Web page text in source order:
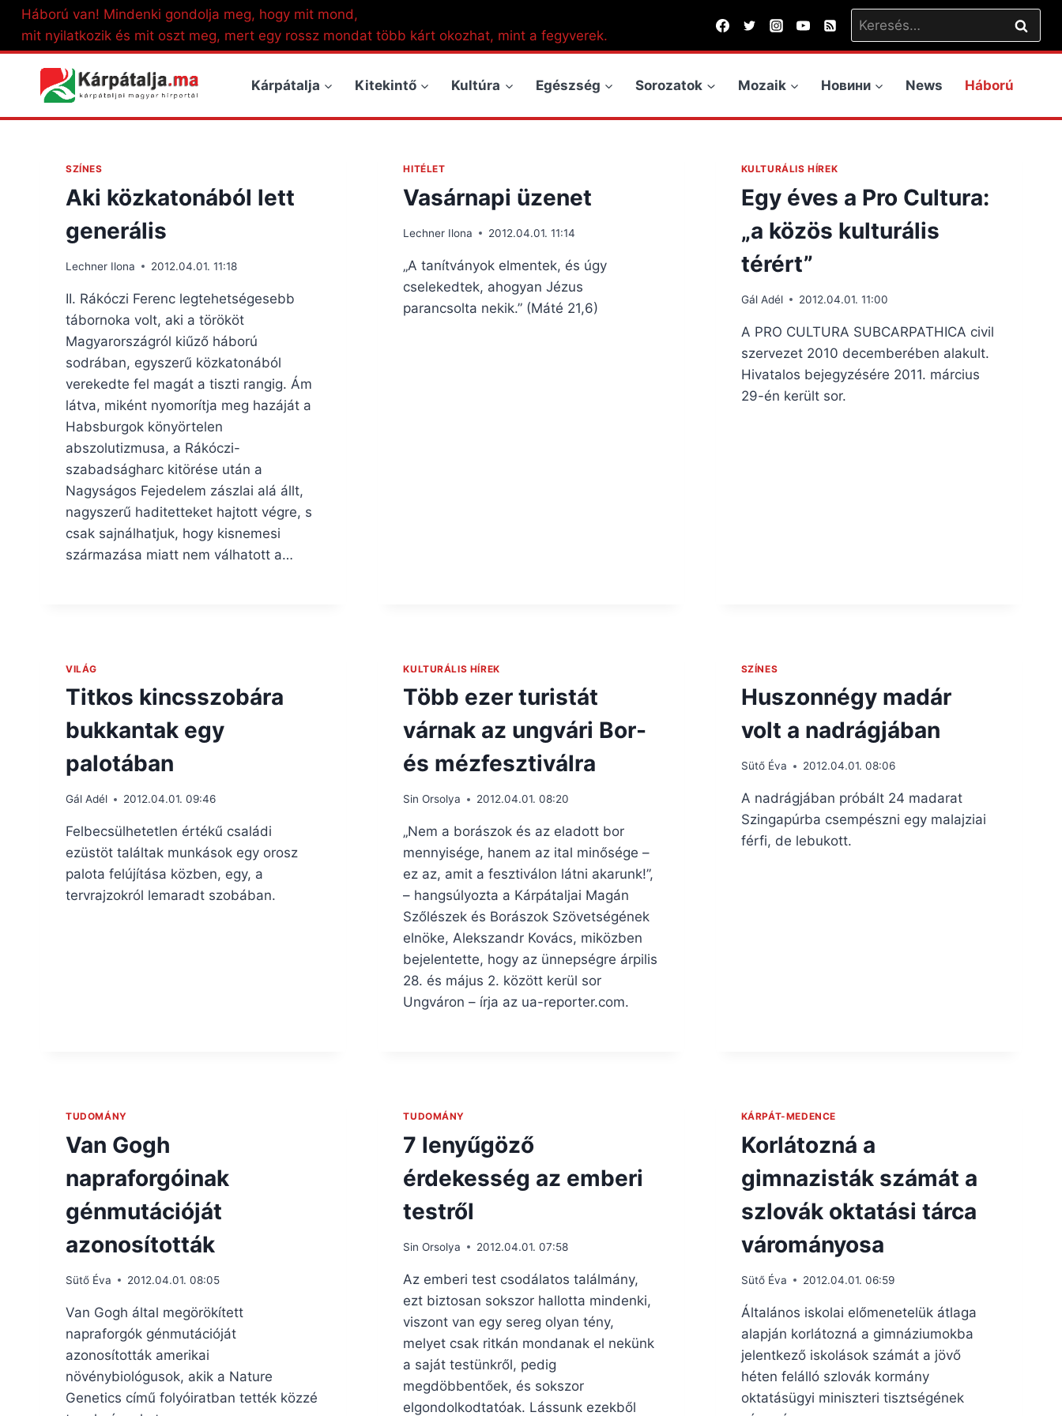
Skip
content
Háború van! Mindenki gondolja meg, hogy mit mond,
mit nyilatkozik és mit oszt meg, mert egy rossz mondat több kárt okozhat, mint a fegyverek.
Keresés:
Kárpátalja Kitekintő Kultúra Egészség Sorozatok Mozaik Новини News Háború
SZÍNES
Aki közkatonából lett
generális
Lechner Ilona 2012.04.01. 11:18
II. Rákóczi Ferenc legtehetségesebb
tábornoka volt, aki a törököt
Magyarországról kiűző háború
sodrában, egyszerű közkatonából
verekedte fel magát a tiszti rangig. Ám
látva, miként nyomorítja meg hazáját a
Habsburgok könyörtelen
abszolutizmusa, a Rákóczi-
szabadságharc kitörése után a
Nagyságos Fejedelem zászlai alá állt,
nagyszerű haditetteket hajtott végre, s
csak sajnálhatjuk, hogy kisnemesi
származása miatt nem válhatott a…
HITÉLET
Vasárnapi üzenet
Lechner Ilona 2012.04.01. 11:14
„A tanítványok elmentek, és úgy
cselekedtek, ahogyan Jézus
parancsolta nekik.” (Máté 21,6)
KULTURÁLIS HÍREK
Egy éves a Pro Cultura:
„a közös kulturális
térért”
Gál Adél 2012.04.01. 11:00
A PRO CULTURA SUBCARPATHICA civil
szervezet 2010 decemberében alakult.
Hivatalos bejegyzésére 2011. március
29-én került sor.
VILÁG
Titkos kincsszobára
bukkantak egy
palotában
Gál Adél 2012.04.01. 09:46
Felbecsülhetetlen értékű családi
ezüstöt találtak munkások egy orosz
palota felújítása közben, egy, a
tervrajzokról lemaradt szobában.
KULTURÁLIS HÍREK
Több ezer turistát
várnak az ungvári Bor-
és mézfesztiválra
Sin Orsolya 2012.04.01. 08:20
„Nem a borászok és az eladott bor
mennyisége, hanem az ital minősége –
ez az, amit a fesztiválon látni akarunk!”,
– hangsúlyozta a Kárpátaljai Magán
Szőlészek és Borászok Szövetségének
elnöke, Alekszandr Kovács, miközben
bejelentette, hogy az ünnepségre árpilis
28. és május 2. között kerül sor
Ungváron – írja az ua-reporter.com.
SZÍNES
Huszonnégy madár
volt a nadrágjában
Sütő Éva 2012.04.01. 08:06
A nadrágjában próbált 24 madarat
Szingapúrba csempészni egy malajziai
férfi, de lebukott.
TUDOMÁNY
Van Gogh
napraforgóinak
génmutációját
azonosították
Sütő Éva 2012.04.01. 08:05
Van Gogh által megörökített
napraforgók génmutációját
azonosították amerikai
növénybiológusok, akik a Nature
Genetics című folyóiratban tették közzé
TUDOMÁNY
7 lenyűgöző
érdekesség az emberi
testről
Sin Orsolya 2012.04.01. 07:58
Az emberi test csodálatos találmány,
ezt biztosan sokszor hallotta mindenki,
viszont van egy sereg olyan tény,
melyet csak ritkán mondanak el nekünk
a saját testünkről, pedig
megdöbbentőek, és sokszor
elgondolkodtatóak. Lássunk ezekből
KÁRPÁT-MEDENCE
Korlátozná a
gimnazisták számát a
szlovák oktatási tárca
várományosa
Sütő Éva 2012.04.01. 06:59
Általános iskolai előmenetelük átlaga
alapján korlátozná a gimnáziumokba
jelentkező iskolások számát a jövő
héten felálló szlovák kormány
oktatásügyi miniszteri tisztségének